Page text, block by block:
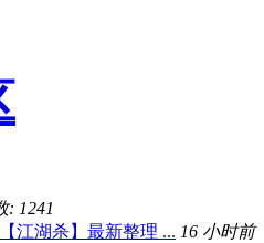
: 1241
江湖杀】最新整理 ... 16 小时前